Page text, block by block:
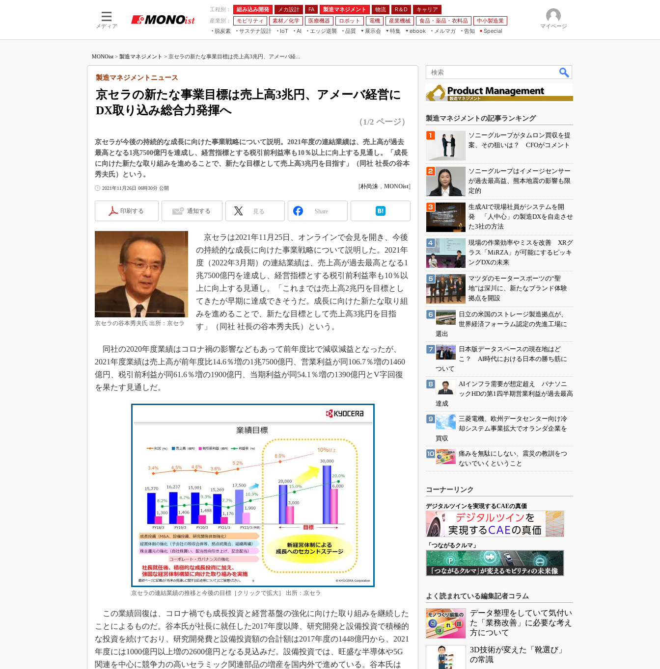
メディア
工程別： 組み込み開発 メカ設計 FA 製造マネジメント 物流 R＆D
キャリア
産業別：
モビリティ 素材／化学 医療機器 ロボット 電機 産業機械 食品・薬品・衣料品
中小製造業
脱炭素
サステナ設計
IoT
つながる工場
AI
AI×設備保全
エッジ逆襲 品質
展示会
JIMTOF
IIFES
TECHNO-FRONTIER
人テク展
日本ものづくりワールド
AUTOMOTIVE WORLD
特集
つながるクルマ
VR／AR
組み込みモデリング
Windows Embedded
無償設計ツール
3Dプリンタ
デジタルツインとCAE
S＆OP
インダストリー4.0
イノベーション
製造業ビッグデータ
メイドインジャパン
植物工場
知財マネジメント
海外生産
グローバル設計・開発
新型コロナへの対応
ebook
メルマガ
告知 Special
マイページ
MONOist > 製造マネジメント > 京セラの新たな事業目標は売上高3兆円、アメーバ経...
京セラの新たな事業目標は売上高3兆円、アメーバ経営に
DX取り込み総合力発揮へ
製造マネジメントニュース
（1/2 ページ）
京セラが今後の持続的な成長に向けた事業戦略について説明。2021年度の連結業績は、売上高が過去
最高となる1兆7500億円を達成し、経営指標とする税引前利益率も10％以上に向上する見通し。「成長
に向けた新たな取り組みを進めることで、新たな目標として売上高3兆円を目指す」（同社 社長の谷本
秀夫氏）という。
2021年11月26日 06時30分 公開 [朴尚洙 ， MONOist]
印刷する 通知する 見る Share
京セラの谷本秀夫氏 出所：京セラ
京セラは2021年11月25日、オンラインで会見を開き、今後
の持続的な成長に向けた事業戦略について説明した。2021年
度（2022年3月期）の連結業績は、売上高が過去最高となる1
兆7500億円を達成し、経営指標とする税引前利益率も10％以
上に向上する見通し。「これまでは売上高2兆円を目標とし
てきたが早期に達成できそうだ。成長に向けた新たな取り組
みを進めることで、新たな目標として売上高3兆円を目指
す」（同社 社長の谷本秀夫氏）という。
同社の2020年度業績はコロナ禍の影響などもあって前年度比で減収減益となったが、
2021年度業績は売上高が前年度比14.6％増の1兆7500億円、営業利益が同106.7％増の1460
億円、税引前利益が同61.6％増の1900億円、当期利益が同54.1％増の1390億円とV字回復
を果たす見通しだ。
京セラの連結業績の推移と今後の目標［クリックで拡大］ 出所：京セラ
この業績回復は、コロナ禍でも成長投資と経営基盤の強化に向けた取り組みを継続した
ことによるものだ。谷本氏が社長に就任した2017年度以降、研究開発と設備投資で積極的
な投資を続けており、研究開発費と設備投資額の合計額は2017年度の1448億円から、2021
年度には1000億円以上増の2600億円となる見込みだ。設備投資では、旺盛な半導体や5G
関連を中心に競争力の高いセラミック関連部品の増産を国内外で進めている。谷本氏は
製造マネジメントの記事ランキング
ソニーグループがタムロン買収を提
案、その狙いは？ CFOがコメント
ソニーグループはイメージセンサー
が過去最高益、熊本地震の影響も限
定的
生成AIで現場社員がシステムを開
発 「人中心」の製造DXを自走させ
た3社の方法
現場の作業効率やミスを改善 XRグ
ラス「MiRZA」が可能にするピッキ
ングDXの未来
マツダのモータースポーツの“聖
地”は深川に、新たなブランド体験
拠点を開設
日立の米国のストレージ製造拠点が、
世界経済フォーラム認定の先進工場に
選出
日本版データスペースの現在地はど
こ？ AI時代における日本の勝ち筋に
ついて
AIインフラ需要が想定超え パナソニ
ックHDの第1四半期営業利益が過去最高
達成
三菱電機、欧州データセンター向け冷
却システム事業拡大でオランダ企業を
買収
痛みを無駄にしない、震災の教訓をつ
ないでいくということ
コーナーリンク
デジタルツインを実現するCAEの真価
「つながるクルマ」
よく読まれている編集記者コラム
データ整理をしていて気付い
た「業務改善」に必要な考え
方について
3D技術が変えた「靴選び」
の常識